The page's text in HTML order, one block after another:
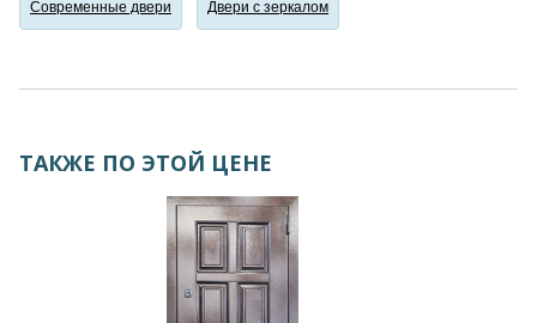
Современные двери Двери с зеркалом
ТАКЖЕ ПО ЭТОЙ ЦЕНЕ